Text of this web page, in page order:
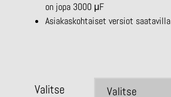
on jopa 3000 μF
Asiakaskohtaiset versiot saatavilla
Valitse